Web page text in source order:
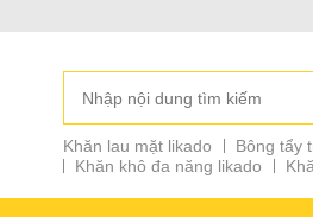
Khăn lau mặt likado Bông tẩy
Khăn khô đa năng likado